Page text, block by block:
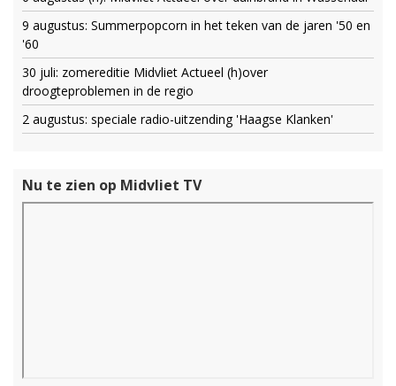
9 augustus: Summerpopcorn in het teken van de jaren '50 en
'60
30 juli: zomereditie Midvliet Actueel (h)over
droogteproblemen in de regio
2 augustus: speciale radio-uitzending 'Haagse Klanken'
Nu te zien op Midvliet TV